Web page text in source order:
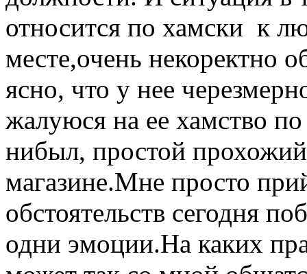
относится по хамски к
месте,очень некоректно
ясно, что у нее
жалуюся на ее хамство
нибыл, простой
магазине.Мне просто
обстоятельств сегодня
одни эмоции.На каких